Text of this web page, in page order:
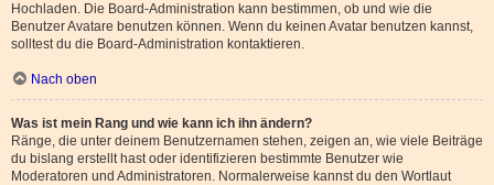
Hochladen. Die Board-Administration kann bestimmen, ob und wie die
Benutzer Avatare benutzen können. Wenn du keinen Avatar benutzen kannst,
solltest du die Board-Administration kontaktieren.
Nach oben
Was ist mein Rang und wie kann ich ihn ändern?
Ränge, die unter deinem Benutzernamen stehen, zeigen an, wie viele Beiträge
du bislang erstellt hast oder identifizieren bestimmte Benutzer wie
Moderatoren und Administratoren. Normalerweise kannst du den Wortlaut